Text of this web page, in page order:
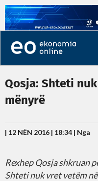
Qosja: Shteti
mënyrë
| 12 NËN 2016 | 18:34 | Nga
Rexhep Qosja shkruan
Shteti nuk vret vetëm